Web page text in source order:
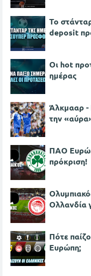
Το
deposit
Οι hot
ημέρας
Άλκμααρ -
την
ΠΑΟ
πρόκριση!
Ολλανδία
Πότε
Ευρώπη;